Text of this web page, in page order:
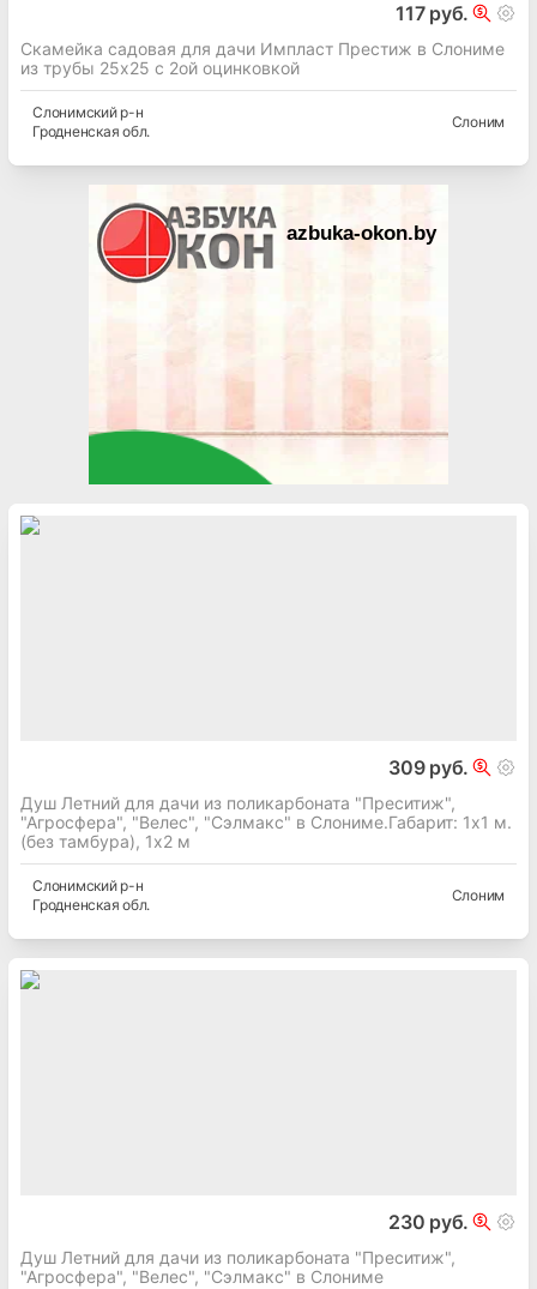
117 руб.
Скамейка садовая для дачи Импласт Престиж в Слониме
из трубы 25х25 с 2ой оцинковкой
Слонимскийр-н
Гродненская обл.
Слоним
309 руб.
Душ Летний для дачи из поликарбоната "Преситиж",
"Агросфера", "Велес", "Сэлмакс" в Слониме.Габарит: 1х1 м.
(без тамбура), 1х2 м
Слонимскийр-н
Гродненская обл.
Слоним
230 руб.
Душ Летний для дачи из поликарбоната "Преситиж",
"Агросфера", "Велес", "Сэлмакс" в Слониме